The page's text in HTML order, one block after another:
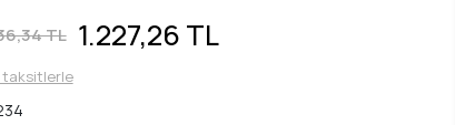
TL 1.227,26 TL
taksitlerle